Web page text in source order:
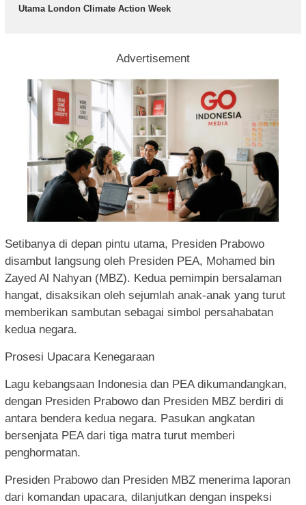
Utama London Climate Action Week
Advertisement
Setibanya di depan pintu utama, Presiden Prabowo
disambut langsung oleh Presiden PEA, Mohamed bin
Zayed Al Nahyan (MBZ). Kedua pemimpin bersalaman
hangat, disaksikan oleh sejumlah anak-anak yang turut
memberikan sambutan sebagai simbol persahabatan
kedua negara.
Prosesi Upacara Kenegaraan
Lagu kebangsaan Indonesia dan PEA dikumandangkan,
dengan Presiden Prabowo dan Presiden MBZ berdiri di
antara bendera kedua negara. Pasukan angkatan
bersenjata PEA dari tiga matra turut memberi
penghormatan.
Presiden Prabowo dan Presiden MBZ menerima laporan
dari komandan upacara, dilanjutkan dengan inspeksi